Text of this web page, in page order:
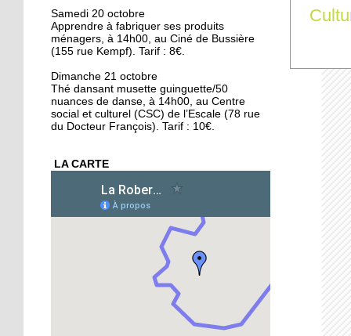
Conseil municipal : la
Cité de l'Ill et les quartiers
au coeur des débats
16 octobre 2018
La forêt de la Robertsau,
un écrin de biodiversité
Végéman : le premier
kebab végan de
Strasbourg plébiscité
Divergences autour de la
protection des animaux
L'école Schwilgué en
Samedi 20 octobre
Apprendre à fabriquer ses produits
ménagers, à 14h00, au Ciné de Bussière
(155 rue Kempf). Tarif : 8€.
Dimanche 21 octobre
Thé dansant musette guinguette/50
nuances de danse, à 14h00, au Centre
social et culturel (CSC) de l’Escale (78 rue
du Docteur François). Tarif : 10€.
LA CARTE